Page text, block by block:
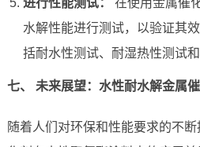
进行性能测试：
在使用金属催
水解性能进行测试，以验证其
括耐水性测试、耐湿热性测试
七、 未来展望：水性耐水解金属
随着人们对环保和性能要求的不